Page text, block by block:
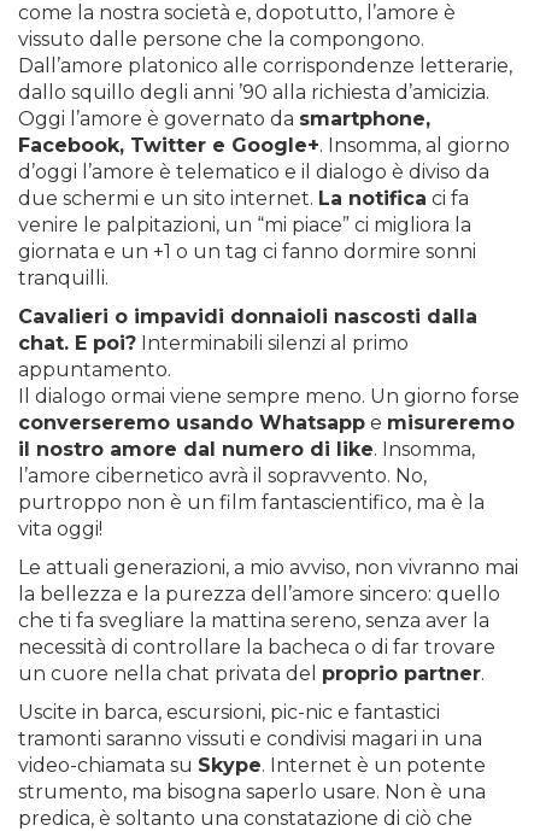
come la nostra società e, dopotutto, l’amore è
vissuto dalle persone che la compongono.
Dall’amore platonico alle corrispondenze letterarie,
dallo squillo degli anni ’90 alla richiesta d’amicizia.
Oggi l’amore è governato da smartphone,
Facebook, Twitter e Google+. Insomma, al giorno
d’oggi l’amore è telematico e il dialogo è diviso da
due schermi e un sito internet. La notifica ci fa
venire le palpitazioni, un “mi piace” ci migliora la
giornata e un +1 o un tag ci fanno dormire sonni
tranquilli.
Cavalieri o impavidi donnaioli nascosti dalla
chat. E poi? Interminabili silenzi al primo
appuntamento.
Il dialogo ormai viene sempre meno. Un giorno forse
converseremo usando Whatsapp e misureremo
il nostro amore dal numero di like. Insomma,
l’amore cibernetico avrà il sopravvento. No,
purtroppo non è un film fantascientifico, ma è la
vita oggi!
Le attuali generazioni, a mio avviso, non vivranno mai
la bellezza e la purezza dell’amore sincero: quello
che ti fa svegliare la mattina sereno, senza aver la
necessità di controllare la bacheca o di far trovare
un cuore nella chat privata del proprio partner.
Uscite in barca, escursioni, pic-nic e fantastici
tramonti saranno vissuti e condivisi magari in una
video-chiamata su Skype. Internet è un potente
strumento, ma bisogna saperlo usare. Non è una
predica, è soltanto una constatazione di ciò che